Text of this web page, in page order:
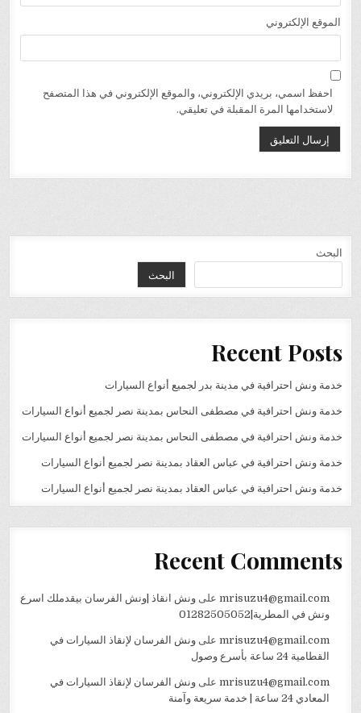
الموقع الإلكتروني
احفظ اسمي، بريدي الإلكتروني، والموقع الإلكتروني في هذا المتصفح
لاستخدامها المرة المقبلة في تعليقي.
البحث
البحث
Recent Posts
خدمة ونش احترافية في مدينة بدر لجميع أنواع السيارات
خدمة ونش احترافية في مصطفى النحاس بمدينة نصر لجميع أنواع السيارات
خدمة ونش احترافية في مصطفى النحاس بمدينة نصر لجميع أنواع السيارات
خدمة ونش احترافية في عباس العقاد بمدينة نصر لجميع أنواع السيارات
خدمة ونش احترافية في عباس العقاد بمدينة نصر لجميع أنواع السيارات
Recent Comments
mrisuzu4@gmail.comعلى ونش انقاذ |ونش الفرسان بيقدملك اسرع
ونش في المطرية|01282505052
mrisuzu4@gmail.comعلى ونش الفرسان لإنقاذ السيارات في
القطامية 24 ساعة بأسرع وصول
mrisuzu4@gmail.comعلى ونش الفرسان لإنقاذ السيارات في
المعادي 24 ساعة | خدمة سريعة وآمنة